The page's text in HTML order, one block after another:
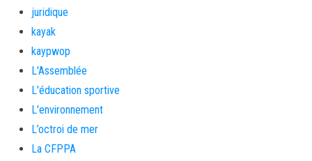
juridique
kayak
kaypwop
L'Assemblée
L'éducation sportive
L'environnement
L’octroi de mer
La CFPPA